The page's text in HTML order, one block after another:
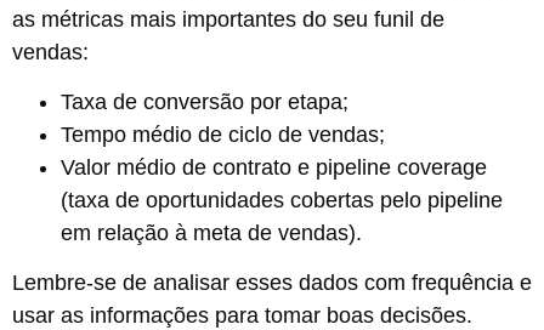
as métricas mais importantes do seu funil de
vendas:
Taxa de conversão por etapa;
Tempo médio de ciclo de vendas;
Valor médio de contrato e pipeline coverage
(taxa de oportunidades cobertas pelo pipeline
em relação à meta de vendas).
Lembre-se de analisar esses dados com frequência e
usar as informações para tomar boas decisões.